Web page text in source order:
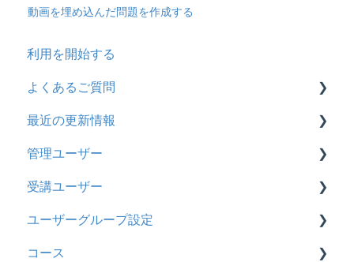
動画を埋め込んだ問題を作成する
利用を開始する
よくあるご質問
契約
トライアル
カスタマイズ
インターネット・セキュリティ
料金
最近の更新情報
2026年8月アップデート
2026年2月アップデート
2025年10月アップデート
2025年9月アップデート
管理ユーザー
管理ユーザーの統合について
管理ユーザーについて
ロールと権限
受講ユーザー
基本操作
【新レイアウト】受講ユーザー登録について
ユーザーグループ設定
【新レイアウト】ユーザーグループ設定
コース